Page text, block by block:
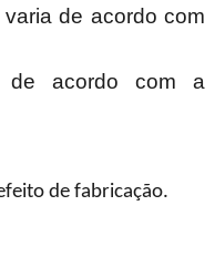
de acordo com
de acordo com a
de fabricação.